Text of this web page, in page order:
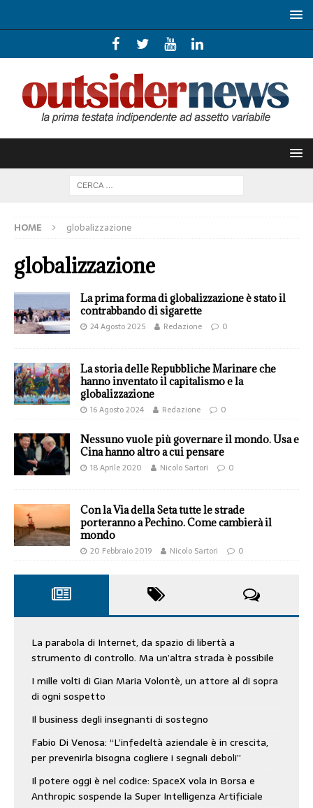
HOME globalizzazione
globalizzazione
La prima forma di globalizzazione è stato il
contrabbando di sigarette
24 Agosto 2025 Redazione 0
La storia delle Repubbliche Marinare che
hanno inventato il capitalismo e la
globalizzazione
16 Agosto 2024 Redazione 0
Nessuno vuole più governare il mondo. Usa e
Cina hanno altro a cui pensare
18 Aprile 2020 Nicolo Sartori 0
Con la Via della Seta tutte le strade
porteranno a Pechino. Come cambierà il
mondo
20 Febbraio 2019 Nicolo Sartori 0
La parabola di Internet, da spazio di libertà a
strumento di controllo. Ma un’altra strada è possibile
I mille volti di Gian Maria Volontè, un attore al di sopra
di ogni sospetto
Il business degli insegnanti di sostegno
Fabio Di Venosa: “L’infedeltà aziendale è in crescita,
per prevenirla bisogna cogliere i segnali deboli”
Il potere oggi è nel codice: SpaceX vola in Borsa e
Anthropic sospende la Super Intelligenza Artificiale